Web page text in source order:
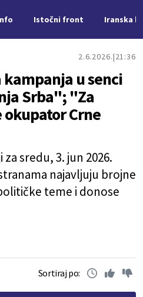
Istočni front Iranska
2.6.2026. 21:36
u senci
Srba"; "Za
okupator Crne
sredu, 3. jun 2026.
najavljuju brojne
teme i donose
Sortiraj po: